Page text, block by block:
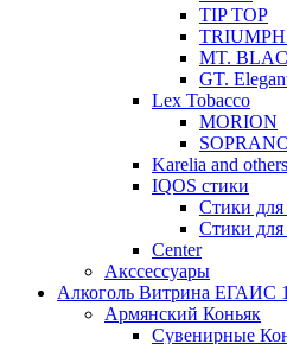
TIP TOP
MT.
GT.
Lex Tobacco
MORION
Karelia and others
IQOS стики
Стики
Стики для
Сenter
Акссессуары
Алкоголь Витрина ЕГАИС
Армянский Коньяк
Сувенирные